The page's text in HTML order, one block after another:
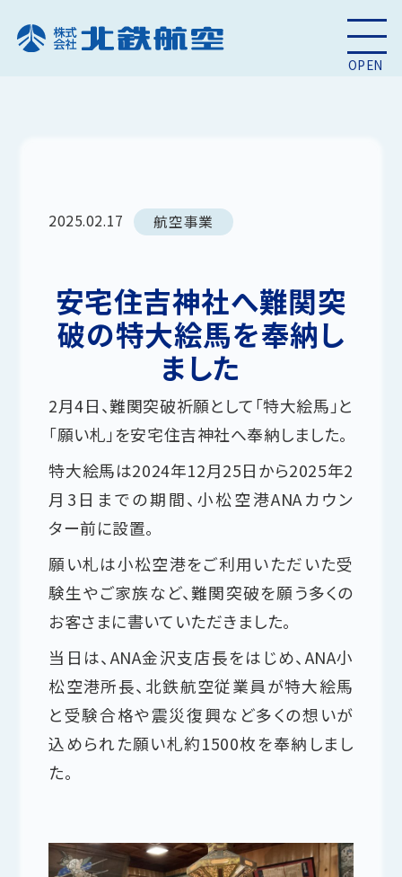
OPEN
2025.02.17 航空事業
安宅住吉神社へ難関突
破の特大絵馬を奉納し
ました
2月4日、難関突破祈願として「特大絵馬」と
「願い札」を安宅住吉神社へ奉納しました。
特大絵馬は2024年12月25日から2025年2
月3日までの期間、小松空港ANAカウン
ター前に設置。
願い札は小松空港をご利用いただいた受
験生やご家族など、難関突破を願う多くの
お客さまに書いていただきました。
当日は、ANA金沢支店長をはじめ、ANA小
松空港所長、北鉄航空従業員が特大絵馬
と受験合格や震災復興など多くの想いが
込められた願い札約1500枚を奉納しまし
た。